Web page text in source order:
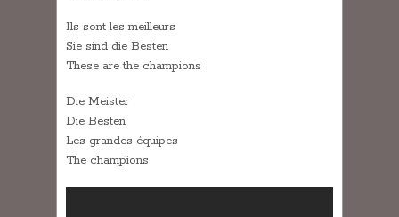
Ils sont les meilleurs
Sie sind die Besten
These are the champions
Die Meister
Die Besten
Les grandes équipes
The champions